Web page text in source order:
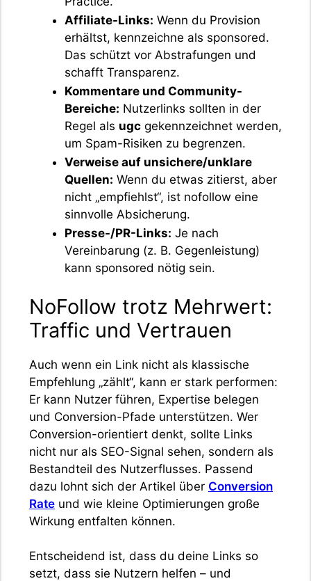
Affiliate-Links: Wenn du Provision
erhältst, kennzeichne als sponsored.
Das schützt vor Abstrafungen und
schafft Transparenz.
Kommentare und Community-
Bereiche: Nutzerlinks sollten in der
Regel als ugc gekennzeichnet werden,
um Spam-Risiken zu begrenzen.
Verweise auf unsichere/unklare
Quellen: Wenn du etwas zitierst, aber
nicht „empfiehlst“, ist nofollow eine
sinnvolle Absicherung.
Presse-/PR-Links: Je nach
Vereinbarung (z. B. Gegenleistung)
kann sponsored nötig sein.
NoFollow trotz Mehrwert:
Traffic und Vertrauen
Auch wenn ein Link nicht als klassische
Empfehlung „zählt“, kann er stark performen:
Er kann Nutzer führen, Expertise belegen
und Conversion-Pfade unterstützen. Wer
Conversion-orientiert denkt, sollte Links
nicht nur als SEO-Signal sehen, sondern als
Bestandteil des Nutzerflusses. Passend
dazu lohnt sich der Artikel über Conversion
Rate und wie kleine Optimierungen große
Wirkung entfalten können.
Entscheidend ist, dass du deine Links so
setzt, dass sie Nutzern helfen – und